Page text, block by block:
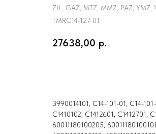
ZIL, GAZ, MTZ, MMZ, PAZ, YMZ,
TMRC14-127-01
27638,00 р.
3990014101, C14-101-01, C14-
C1410102, C1412601, C1412701,
60011180100205,